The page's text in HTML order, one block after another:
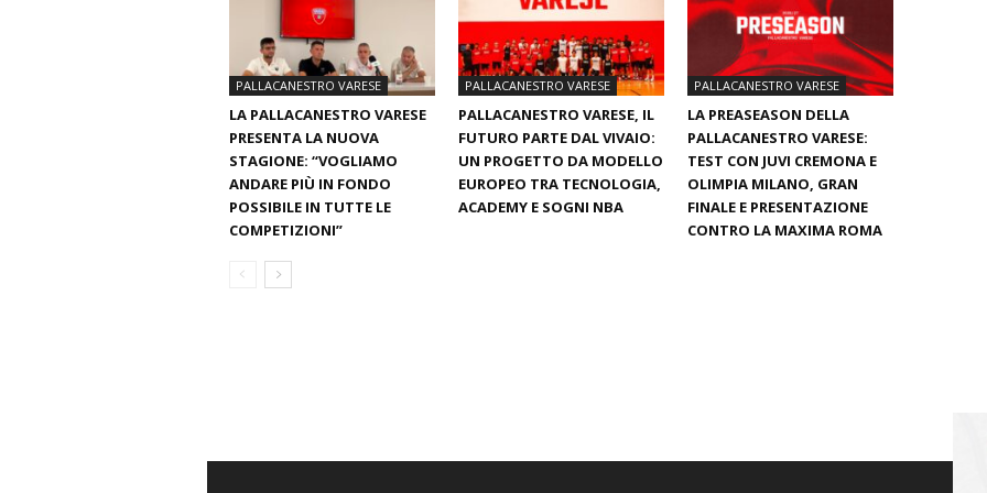
PALLACANESTRO VARESE
LA PALLACANESTRO VARESE
PRESENTA LA NUOVA
STAGIONE: “VOGLIAMO
ANDARE PIÙ IN FONDO
POSSIBILE IN TUTTE LE
COMPETIZIONI”
PALLACANESTRO VARESE
PALLACANESTRO VARESE, IL
FUTURO PARTE DAL VIVAIO:
UN PROGETTO DA MODELLO
EUROPEO TRA TECNOLOGIA,
ACADEMY E SOGNI NBA
PALLACANESTRO VARESE
LA PREASEASON DELLA
PALLACANESTRO VARESE:
TEST CON JUVI CREMONA E
OLIMPIA MILANO, GRAN
FINALE E PRESENTAZIONE
CONTRO LA MAXIMA ROMA